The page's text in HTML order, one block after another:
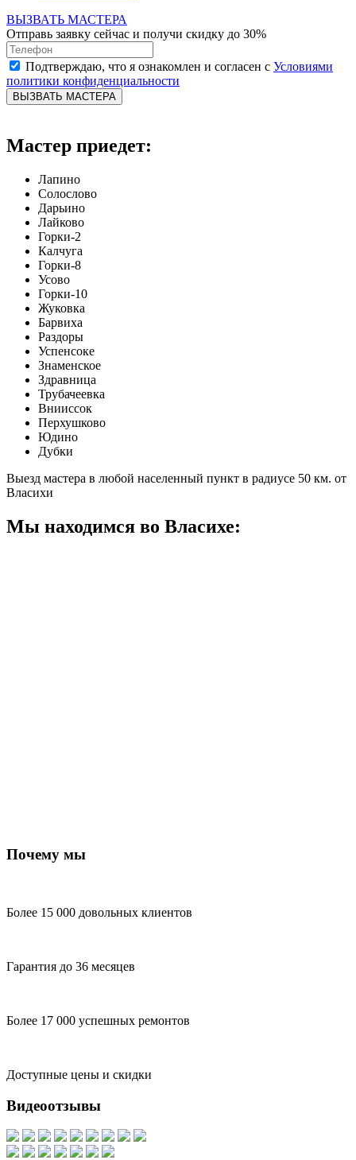
ВЫЗВАТЬ МАСТЕРА
Отправь заявку сейчас и получи скидку до 30%
Подтверждаю, что я ознакомлен и согласен с Условиями
политики конфиденциальности
ВЫЗВАТЬ МАСТЕРА
Мастер приедет:
Лапино
Солослово
Дарьино
Лайково
Горки-2
Калчуга
Горки-8
Усово
Горки-10
Жуковка
Барвиха
Раздоры
Успенсоке
Знаменское
Здравница
Трубачеевка
Внииссок
Перхушково
Юдино
Дубки
Выезд мастера в любой населенный пункт в радиусе 50 км. от
Власихи
Мы находимся во Власихе:
Почему мы
Более 15 000 довольных клиентов
Гарантия до 36 месяцев
Более 17 000 успешных ремонтов
Доступные цены и скидки
Видеоотзывы